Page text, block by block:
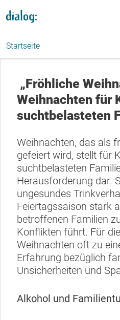
Startseite
„Fröhliche
Weihnachten für
suchtbelasteten
Weihnachten, das als
gefeiert wird, stellt für
suchtbelasteten
Herausforderung dar.
ungesundes
Feiertagssaison stark
betroffenen Familien
Konflikten führt. Für
Weihnachten oft zu
Erfahrung bezüglich
Unsicherheiten und
Alkohol und